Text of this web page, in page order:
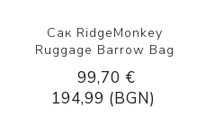
Сак RidgeMonkey
Ruggage Barrow Bag
99,70 €
194,99 (BGN)